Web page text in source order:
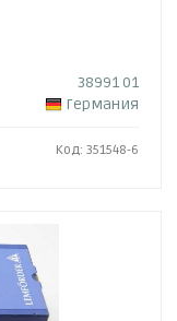
38991 01
Германия
Код: 351548-6